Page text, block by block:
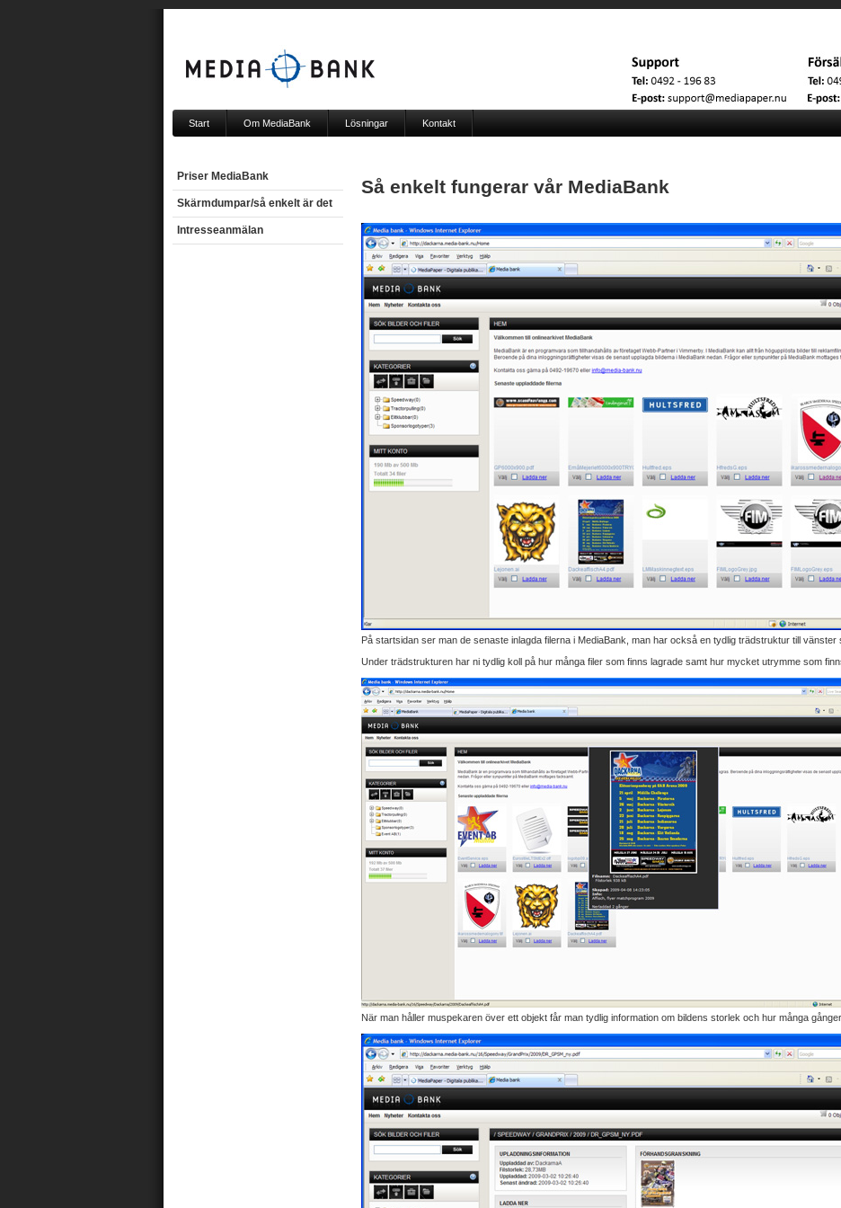
Start Om MediaBank Lösningar Kontakt
Priser MediaBank
Skärmdumpar/så enkelt är det
Intresseanmälan
Så enkelt fungerar vår MediaBank
På startsidan ser man de senaste inlagda filerna i MediaBank, man har också en tydlig trädstruktur till vänster
Under trädstrukturen har ni tydlig koll på hur många filer som finns lagrade samt hur mycket utrymme som
När man håller muspekaren över ett objekt får man tydlig information om bildens storlek och hur många